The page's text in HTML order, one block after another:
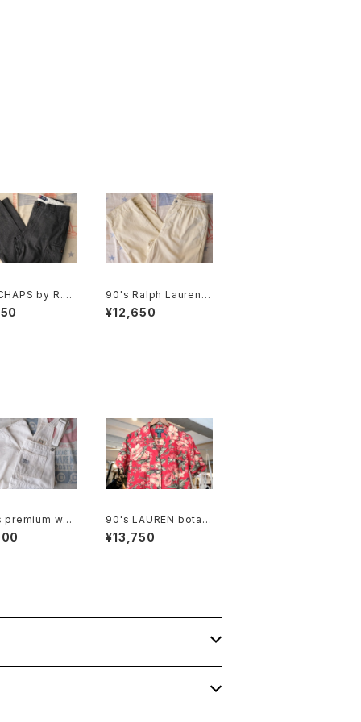
by R.L.
fit cargo
90's Ralph Lauren li
ght-beige cotton e
asy Pants
¥12,650
whit
90's LAUREN botani
cal printed linen op
en collar Shirt
¥13,750